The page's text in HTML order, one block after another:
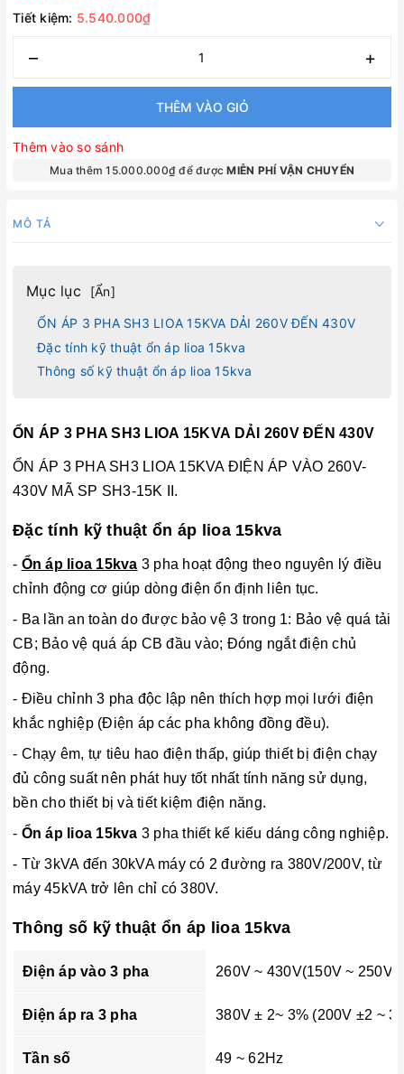
Tiết kiệm: 5.540.000₫
– +
THÊM VÀO GIỎ
Thêm vào so sánh
Mua thêm 15.000.000₫ để đượcMIỄN PHÍ VẬN CHUYỂN
MÔ TẢ
Mục lục [Ẩn]
ỔN ÁP 3 PHA SH3 LIOA 15KVA DẢI 260V ĐẾN 430V
Đặc tính kỹ thuật ổn áp lioa 15kva
Thông số kỹ thuật ổn áp lioa 15kva
ỔN ÁP 3 PHA SH3 LIOA 15KVA DẢI 260V ĐẾN 430V
ỔN ÁP 3 PHA SH3 LIOA 15KVA ĐIỆN ÁP VÀO 260V-
430V MÃ SP SH3-15K II.
Đặc tính kỹ thuật ổn áp lioa 15kva
- Ổn áp lioa 15kva 3 pha hoạt động theo nguyên lý điều
chỉnh động cơ giúp dòng điện ổn định liên tục.
- Ba lần an toàn do được bảo vệ 3 trong 1: Bảo vệ quá tải
CB; Bảo vệ quá áp CB đầu vào; Đóng ngắt điện chủ
động.
- Điều chỉnh 3 pha độc lập nên thích hợp mọi lưới điện
khắc nghiệp (Điện áp các pha không đồng đều).
- Chạy êm, tự tiêu hao điện thấp, giúp thiết bị điện chạy
đủ công suất nên phát huy tốt nhất tính năng sử dụng,
bền cho thiết bị và tiết kiệm điện năng.
- Ổn áp lioa 15kva 3 pha thiết kế kiếu dáng công nghiệp.
- Từ 3kVA đến 30kVA máy có 2 đường ra 380V/200V, từ
máy 45kVA trở lên chỉ có 380V.
Thông số kỹ thuật ổn áp lioa 15kva
Điện áp vào 3 pha 260V ~ 430V(150V ~ 250V)
Điện áp ra 3 pha 380V ± 2~ 3% (200V ±2 ~
Tần số 49 ~ 62Hz